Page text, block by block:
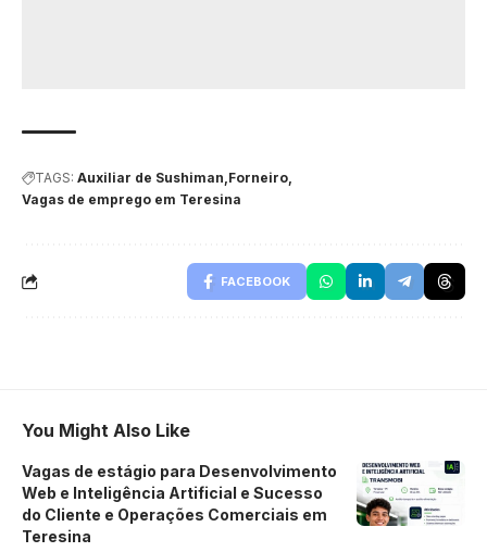
TAGS: Auxiliar de Sushiman Forneiro
Vagas de emprego em Teresina
FACEBOOK
You Might Also Like
Vagas de estágio para Desenvolvimento
Web e Inteligência Artificial e Sucesso
do Cliente e Operações Comerciais em
Teresina